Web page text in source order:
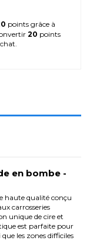
points grâce à
20 points
en bombe -
haute qualité conçu
carrosseries
unique de cire et
est parfaite pour
les zones difficiles